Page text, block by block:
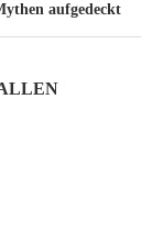
aufgedeckt